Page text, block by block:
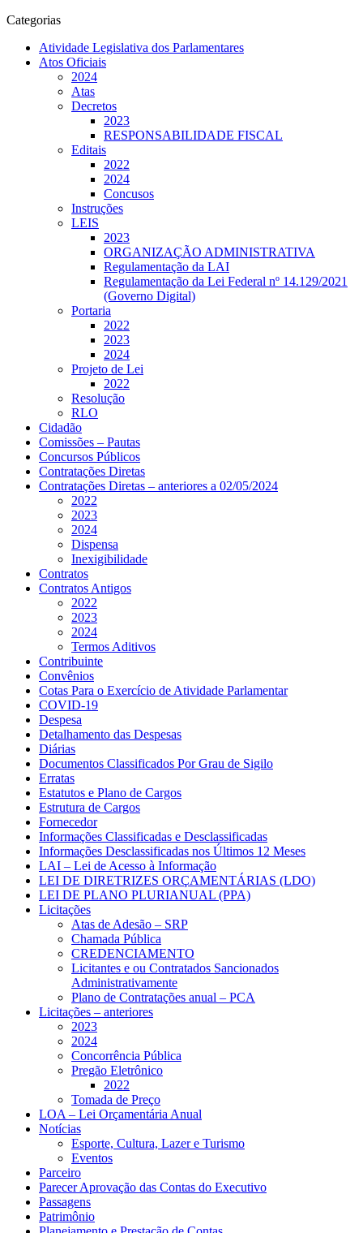
Categorias
Atividade Legislativa dos Parlamentares
Atos Oficiais
2024
Atas
Decretos
2023
RESPONSABILIDADE FISCAL
Editais
2022
2024
Concusos
Instruções
LEIS
2023
ORGANIZAÇÃO ADMINISTRATIVA
Regulamentação da LAI
Regulamentação da Lei Federal nº 14.129/2021
(Governo Digital)
Portaria
2022
2023
2024
Projeto de Lei
2022
Resolução
RLO
Cidadão
Comissões – Pautas
Concursos Públicos
Contratações Diretas
Contratações Diretas – anteriores a 02/05/2024
2022
2023
2024
Dispensa
Inexigibilidade
Contratos
Contratos Antigos
2022
2023
2024
Termos Aditivos
Contribuinte
Convênios
Cotas Para o Exercício de Atividade Parlamentar
COVID-19
Despesa
Detalhamento das Despesas
Diárias
Documentos Classificados Por Grau de Sigilo
Erratas
Estatutos e Plano de Cargos
Estrutura de Cargos
Fornecedor
Informações Classificadas e Desclassificadas
Informações Desclassificadas nos Últimos 12 Meses
LAI – Lei de Acesso à Informação
LEI DE DIRETRIZES ORÇAMENTÁRIAS (LDO)
LEI DE PLANO PLURIANUAL (PPA)
Licitações
Atas de Adesão – SRP
Chamada Pública
CREDENCIAMENTO
Licitantes e ou Contratados Sancionados
Administrativamente
Plano de Contratações anual – PCA
Licitações – anteriores
2023
2024
Concorrência Pública
Pregão Eletrônico
2022
Tomada de Preço
LOA – Lei Orçamentária Anual
Notícias
Esporte, Cultura, Lazer e Turismo
Eventos
Parceiro
Parecer Aprovação das Contas do Executivo
Passagens
Patrimônio